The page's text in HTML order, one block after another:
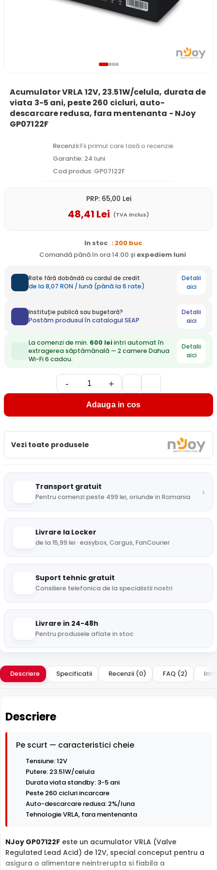
Acumulator VRLA 12V, 23.51W/celula, durata de
viata 3-5 ani, peste 260 cicluri, auto-
descarcare redusa, fara mentenanta - NJoy
GP07122F
Recenzii:Fii primul care lasă o recenzie
Garantie: 24 luni
Cod produs: GP07122F
PRP: 65,00 Lei
48,41 Lei (TVA inclus)
In stoc : 200 buc
Comandă până în ora 14:00 și expediem luni
Rate fără dobândă cu cardul de credit
de la 8,07 RON / lună (până la 6 rate)
Detalii
aici
Instituție publică sau bugetară?
Postăm produsul în catalogul SEAP
Detalii
aici
La comenzi de min. 600 leiintri automat în
extragerea săptămânală — 2 camere Dahua
Wi-Fi 6 cadou.
Detalii
aici
- +
Adauga in cos
Vezi toate produsele
Transport gratuit
Pentru comenzi peste 499 lei, oriunde in Romania ›
Livrare la Locker
de la 15,99 lei · easybox, Cargus, FanCourier
Suport tehnic gratuit
Consiliere telefonica de la specialistii nostri
Livrare in 24-48h
Pentru produsele aflate in stoc
Descriere Specificatii Recenzii (0) FAQ (2)
Descriere
Pe scurt — caracteristici cheie
Tensiune: 12V
Putere: 23.51W/celula
Durata viata standby: 3-5 ani
Peste 260 cicluri incarcare
Auto-descarcare redusa: 2%/luna
Tehnologie VRLA, fara mentenanta
NJoy GP07122F este un acumulator VRLA (Valve
Regulated Lead Acid) de 12V, special conceput pentru a
asigura o alimentare neintrerupta si fiabila a